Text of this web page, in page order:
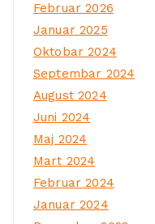
Februar 2026
Januar 2025
Oktobar 2024
Septembar 2024
August 2024
Juni 2024
Maj 2024
Mart 2024
Februar 2024
Januar 2024